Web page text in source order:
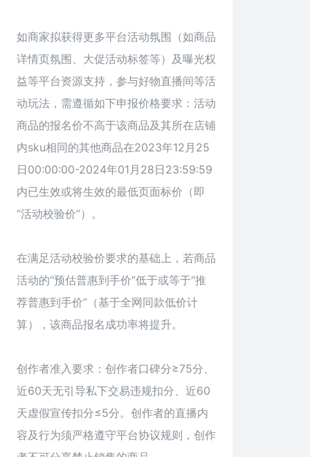
如商家拟获得更多平台活动氛围（如商品
详情页氛围、大促活动标签等）及曝光权
益等平台资源支持，参与好物直播间等活
动玩法，需遵循如下申报价格要求：活动
商品的报名价不高于该商品及其所在店铺
内sku相同的其他商品在2023年12月25
日00:00:00-2024年01月28日23:59:59
内已生效或将生效的最低页面标价（即
“活动校验价”）。
在满足活动校验价要求的基础上，若商品
活动的“预估普惠到手价”低于或等于“推
荐普惠到手价”（基于全网同款低价计
算），该商品报名成功率将提升。
创作者准入要求：创作者口碑分≥75分、
近60天无引导私下交易违规扣分、近60
天虚假宣传扣分≤5分。创作者的直播内
容及行为须严格遵守平台协议规则，创作